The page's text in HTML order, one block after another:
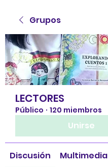
Grupos
LECTORES
Público · 120 miembros
Unirse
Discusión Multimedia